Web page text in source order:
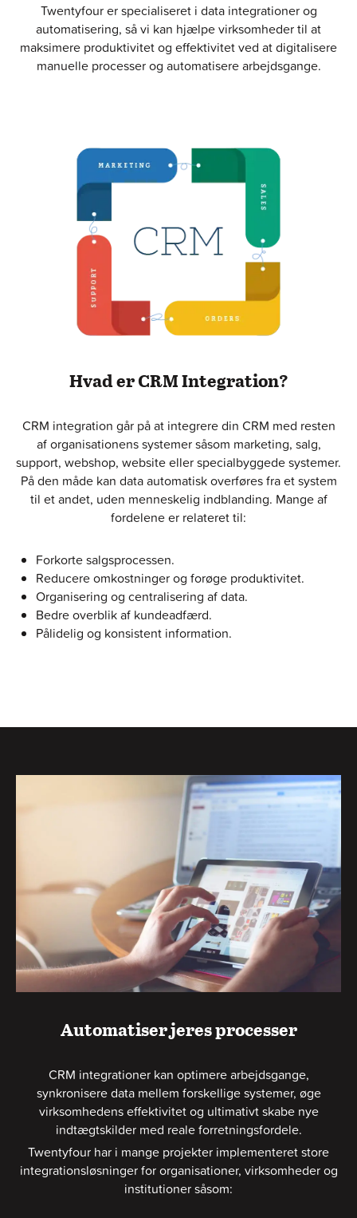
Twentyfour er specialiseret i data integrationer og
automatisering, så vi kan hjælpe virksomheder til at
maksimere produktivitet og effektivitet ved at digitalisere
manuelle processer og automatisere arbejdsgange.
Hvad er CRM Integration?
CRM integration går på at integrere din CRM med resten
af organisationens systemer såsom marketing, salg,
support, webshop, website eller specialbyggede systemer.
På den måde kan data automatisk overføres fra et system
til et andet, uden menneskelig indblanding. Mange af
fordelene er relateret til:
Forkorte salgsprocessen.
Reducere omkostninger og forøge produktivitet.
Organisering og centralisering af data.
Bedre overblik af kundeadfærd.
Pålidelig og konsistent information.
Automatiser jeres processer
CRM integrationer kan optimere arbejdsgange,
synkronisere data mellem forskellige systemer, øge
virksomhedens effektivitet og ultimativt skabe nye
indtægtskilder med reale forretningsfordele.
Twentyfour har i mange projekter implementeret store
integrationsløsninger for organisationer, virksomheder og
institutioner såsom: